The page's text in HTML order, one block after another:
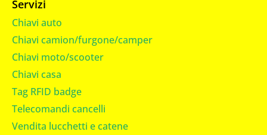
Servizi
Chiavi auto
Chiavi camion/furgone/camper
Chiavi moto/scooter
Chiavi casa
Tag RFID badge
Telecomandi cancelli
Vendita lucchetti e catene